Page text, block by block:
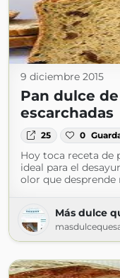
9 diciembre 2015
Pan dulce
escarchadas
25 0
Hoy toca receta de
ideal para el
olor que desprende
Más dulce